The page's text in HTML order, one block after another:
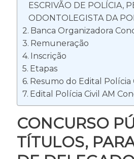
ESCRIVÃO DE POLÍCIA,
ODONTOLEGISTA DA
Banca Organizadora
Remuneração
Inscrição
Etapas
Resumo do Edital Polícia
Edital Polícia Civil AM
CONCURSO
TÍTULOS,